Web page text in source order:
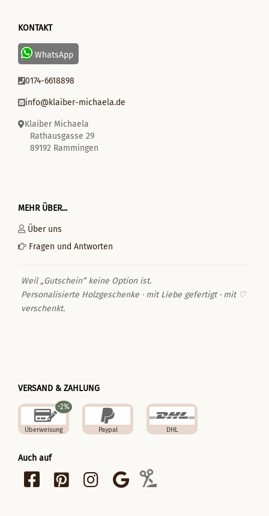
KONTAKT
WhatsApp
0174-6618898
info@klaiber-michaela.de
Klaiber Michaela
Rathausgasse 29
89192 Rammingen
MEHR ÜBER...
Über uns
Fragen und Antworten
Weil „Gutschein“ keine Option ist.
Personalisierte Holzgeschenke · mit Liebe gefertigt · mit ♡
verschenkt.
VERSAND & ZAHLUNG
Überweisung
-2%
Paypal DHL
Auch auf